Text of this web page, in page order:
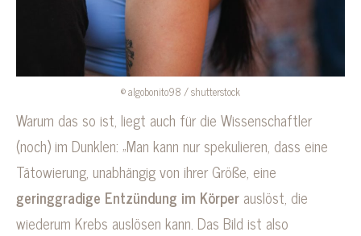
© algobonito98 / shutterstock
Warum das so ist, liegt auch für die Wissenschaftler
(noch) im Dunklen: „Man kann nur spekulieren, dass eine
Tätowierung, unabhängig von ihrer Größe, eine
geringgradige Entzündung im Körper auslöst, die
wiederum Krebs auslösen kann. Das Bild ist also